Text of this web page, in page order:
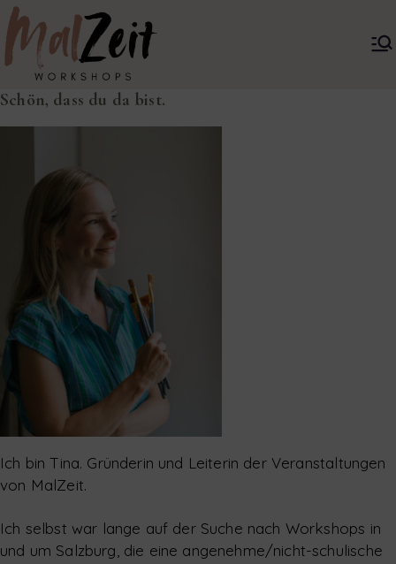
Zum
Inhalt
springen
MalZeit
Salzburg
Schön, dass du da bist.
Ich bin Tina. Gründerin und Leiterin der Veranstaltungen
von MalZeit.
Ich selbst war lange auf der Suche nach Workshops in
und um Salzburg, die eine angenehme/nicht-schulische